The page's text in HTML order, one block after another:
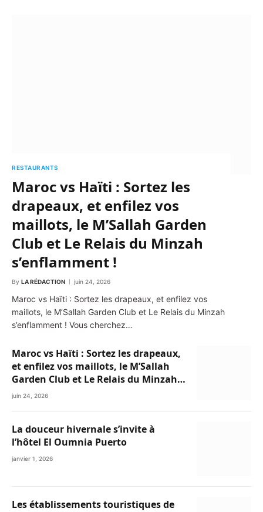
RESTAURANTS
Maroc vs Haïti : Sortez les
drapeaux, et enfilez vos
maillots, le M’Sallah Garden
Club et Le Relais du Minzah
s’enflamment !
By LA RÉDACTION juin 24, 2026
Maroc vs Haïti : Sortez les drapeaux, et enfilez vos
maillots, le M’Sallah Garden Club et Le Relais du Minzah
s’enflamment ! Vous cherchez…
Maroc vs Haïti : Sortez les drapeaux,
et enfilez vos maillots, le M’Sallah
Garden Club et Le Relais du Minzah
s’enflamment !
juin 24, 2026
La douceur hivernale s’invite à
l’hôtel El Oumnia Puerto
janvier 1, 2026
Les établissements touristiques de